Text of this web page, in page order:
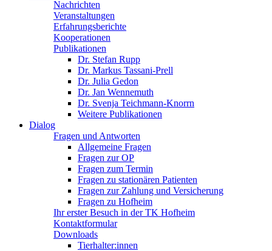
Nachrichten
Veranstaltungen
Erfahrungsberichte
Kooperationen
Publikationen
Dr. Stefan Rupp
Dr. Markus Tassani-Prell
Dr. Julia Gedon
Dr. Jan Wennemuth
Dr. Svenja Teichmann-Knorrn
Weitere Publikationen
Dialog
Fragen und Antworten
Allgemeine Fragen
Fragen zur OP
Fragen zum Termin
Fragen zu stationären Patienten
Fragen zur Zahlung und Versicherung
Fragen zu Hofheim
Ihr erster Besuch in der TK Hofheim
Kontaktformular
Downloads
Tierhalter:innen